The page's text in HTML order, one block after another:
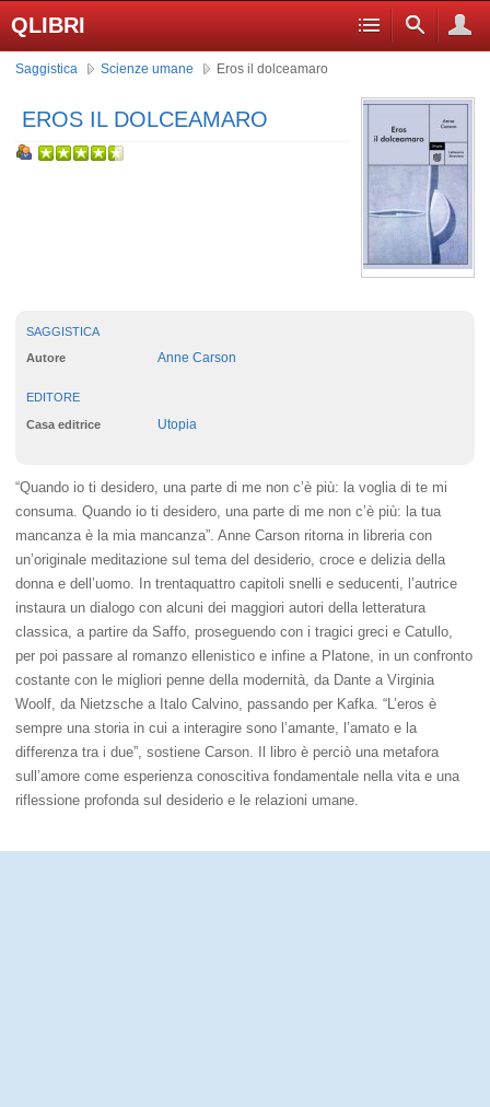
QLIBRI
Saggistica Scienze umane Eros il dolceamaro
EROS IL DOLCEAMARO
SAGGISTICA
Autore Anne Carson
EDITORE
Casa editrice Utopia
“Quando io ti desidero, una parte di me non c’è più: la voglia di te mi
consuma. Quando io ti desidero, una parte di me non c’è più: la tua
mancanza è la mia mancanza”. Anne Carson ritorna in libreria con
un’originale meditazione sul tema del desiderio, croce e delizia della
donna e dell’uomo. In trentaquattro capitoli snelli e seducenti, l’autrice
instaura un dialogo con alcuni dei maggiori autori della letteratura
classica, a partire da Saffo, proseguendo con i tragici greci e Catullo,
per poi passare al romanzo ellenistico e infine a Platone, in un confronto
costante con le migliori penne della modernità, da Dante a Virginia
Woolf, da Nietzsche a Italo Calvino, passando per Kafka. “L’eros è
sempre una storia in cui a interagire sono l’amante, l’amato e la
differenza tra i due”, sostiene Carson. Il libro è perciò una metafora
sull’amore come esperienza conoscitiva fondamentale nella vita e una
riflessione profonda sul desiderio e le relazioni umane.